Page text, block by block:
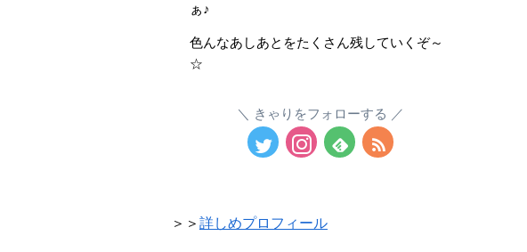
ぁ♪
色んなあしあとをたくさん残していくぞ～
☆
きゃりをフォローする
＞＞ 詳しめプロフィール